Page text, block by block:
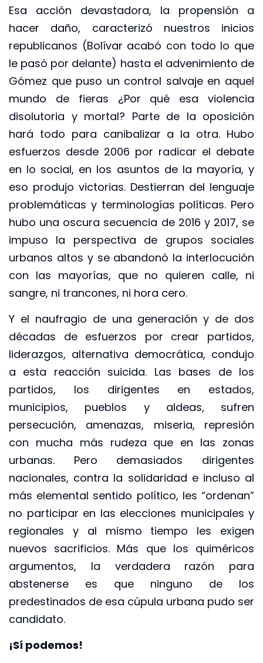
Esa acción devastadora, la propensión a
hacer daño, caracterizó nuestros inicios
republicanos (Bolívar acabó con todo lo que
le pasó por delante) hasta el advenimiento de
Gómez que puso un control salvaje en aquel
mundo de fieras ¿Por qué esa violencia
disolutoria y mortal? Parte de la oposición
hará todo para canibalizar a la otra. Hubo
esfuerzos desde 2006 por radicar el debate
en lo social, en los asuntos de la mayoría, y
eso produjo victorias. Destierran del lenguaje
problemáticas y terminologías políticas. Pero
hubo una oscura secuencia de 2016 y 2017, se
impuso la perspectiva de grupos sociales
urbanos altos y se abandonó la interlocución
con las mayorías, que no quieren calle, ni
sangre, ni trancones, ni hora cero.
Y el naufragio de una generación y de dos
décadas de esfuerzos por crear partidos,
liderazgos, alternativa democrática, condujo
a esta reacción suicida. Las bases de los
partidos, los dirigentes en estados,
municipios, pueblos y aldeas, sufren
persecución, amenazas, miseria, represión
con mucha más rudeza que en las zonas
urbanas. Pero demasiados dirigentes
nacionales, contra la solidaridad e incluso al
más elemental sentido político, les “ordenan”
no participar en las elecciones municipales y
regionales y al mismo tiempo les exigen
nuevos sacrificios. Más que los quiméricos
argumentos, la verdadera razón para
abstenerse es que ninguno de los
predestinados de esa cúpula urbana pudo ser
candidato.
¡Sí podemos!